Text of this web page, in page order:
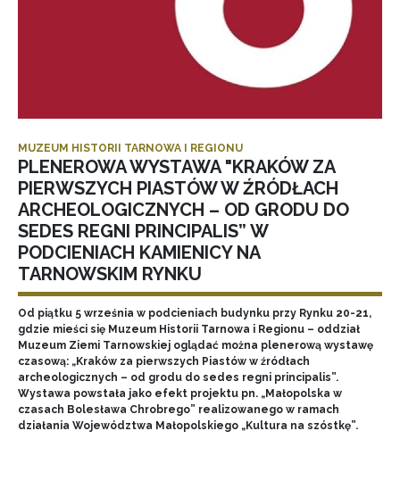
MUZEUM HISTORII TARNOWA I REGIONU
PLENEROWA WYSTAWA "KRAKÓW ZA
PIERWSZYCH PIASTÓW W ŹRÓDŁACH
ARCHEOLOGICZNYCH – OD GRODU DO
SEDES REGNI PRINCIPALIS” W
PODCIENIACH KAMIENICY NA
TARNOWSKIM RYNKU
Od piątku 5 września w podcieniach budynku przy Rynku 20-21,
gdzie mieści się Muzeum Historii Tarnowa i Regionu – oddział
Muzeum Ziemi Tarnowskiej oglądać można plenerową wystawę
czasową: „Kraków za pierwszych Piastów w źródłach
archeologicznych – od grodu do sedes regni principalis”.
Wystawa powstała jako efekt projektu pn. „Małopolska w
czasach Bolesława Chrobrego” realizowanego w ramach
działania Województwa Małopolskiego „Kultura na szóstkę”.